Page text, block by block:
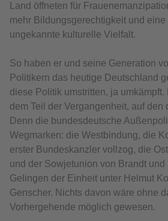
Land öffneten für
mehr Bildungsgerechtigkeit und eine
ungekannte kulturelle Vielfalt.
So haben er und seine Generation
Politikern das heutige Deutschland
diese Politik umstritten, ja umkämpft.
dem Teil der Vergangenheit, auf den
Denn die bundesdeutsche
Wegmarken: die Westbindung, die
erster Bundeskanzler vollzog, die
und der Sowjetunion von Brandt
Gelingen der Einheit unter Helmut
Genscher. Nichts davon wäre ohne
Vorhergehende möglich gewesen.